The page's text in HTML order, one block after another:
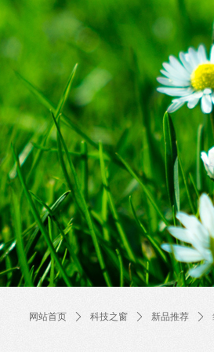
网站首页 ꄲ 科技之窗 ꄲ 新品推荐 ꄲ